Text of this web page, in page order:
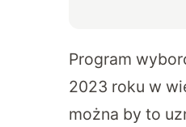
Program
2023 roku w
można by to